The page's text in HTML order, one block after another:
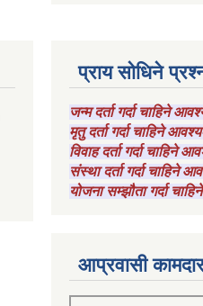
प्राय सोधिने
जन्म दर्ता गर्दा चाहिने
मृतु दर्ता गर्दा चाहिने
विवाह दर्ता गर्दा
संस्था दर्ता गर्दा चाहिने
योजना सम्झौता गर्दा
आप्रवासी